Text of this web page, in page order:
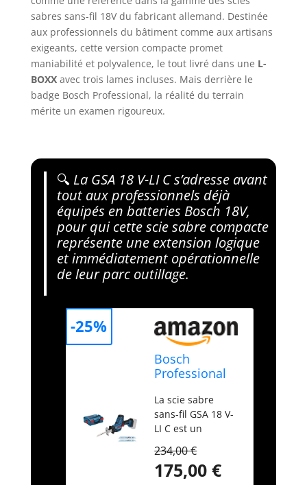
sabres sans-fil 18V du fabricant allemand. Destinée
aux professionnels du bâtiment comme aux artisans
exigeants, cette version compacte promet
maniabilité et polyvalence, le tout livré dans une L-
BOXXavec trois lames incluses. Mais derrière le
badge Bosch Professional, la réalité du terrain
mérite un examen rigoureux.
🔍 La GSA 18 V-LI C s’adresse avant
tout aux professionnels déjà
équipés en batteries Bosch 18V,
pour qui cette scie sabre compacte
représente une extension logique
et immédiatement opérationnelle
de leur parc outillage.
Bosch
Professional
scie sabre
sans-fil GSA 18
V-LI C (version
Compact, avec
3 lames de
scie sabre, L-
La scie sabre
sans-fil GSA 18 V-
LI C est un
force avec de
faibles vibrations
234,00 €
175,00 €
-25%